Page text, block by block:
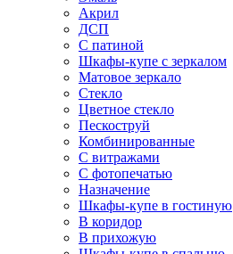
Акрил
ДСП
С патиной
Шкафы-купе с зеркалом
Матовое зеркало
Стекло
Цветное стекло
Пескоструй
Комбинированные
С витражами
С фотопечатью
Назначение
Шкафы-купе в гостиную
В коридор
В прихожую